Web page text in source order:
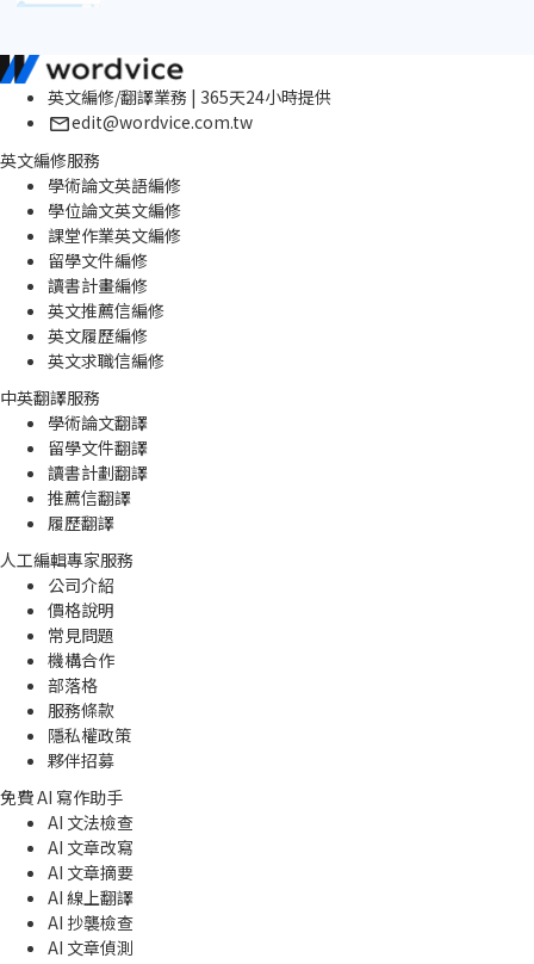
英文編修/翻譯業務 | 365天24小時提供
edit@wordvice.com.tw
英文編修服務
學術論文英語編修
學位論文英文編修
課堂作業英文編修
留學文件編修
讀書計畫編修
英文推薦信編修
英文履歷編修
英文求職信編修
中英翻譯服務
學術論文翻譯
留學文件翻譯
讀書計劃翻譯
推薦信翻譯
履歷翻譯
人工編輯專家服務
公司介紹
價格說明
常見問題
機構合作
部落格
服務條款
隱私權政策
夥伴招募
免費 AI 寫作助手
AI 文法檢查
AI 文章改寫
AI 文章摘要
AI 線上翻譯
AI 抄襲檢查
AI 文章偵測